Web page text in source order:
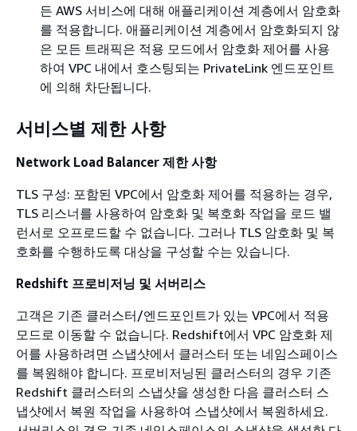
든 AWS 서비스에 대해 애플리케이션 계층에서 암호화
를 적용합니다. 애플리케이션 계층에서 암호화되지 않
은 모든 트래픽은 적용 모드에서 암호화 제어를 사용
하여 VPC 내에서 호스팅되는 PrivateLink 엔드포인트
에 의해 차단됩니다.
서비스별 제한 사항
Network Load Balancer 제한 사항
TLS 구성: 포함된 VPC에서 암호화 제어를 적용하는 경우,
TLS 리스너를 사용하여 암호화 및 복호화 작업을 로드 밸
런서로 오프로드할 수 없습니다. 그러나 TLS 암호화 및 복
호화를 수행하도록 대상을 구성할 수는 있습니다.
Redshift 프로비저닝 및 서버리스
고객은 기존 클러스터/엔드포인트가 있는 VPC에서 적용
모드로 이동할 수 없습니다. Redshift에서 VPC 암호화 제
어를 사용하려면 스냅샷에서 클러스터 또는 네임스페이스
를 복원해야 합니다. 프로비저닝된 클러스터의 경우 기존
Redshift 클러스터의 스냅샷을 생성한 다음 클러스터 스
냅샷에서 복원 작업을 사용하여 스냅샷에서 복원하세요.